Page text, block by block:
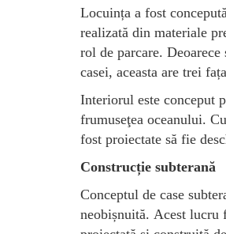
Locuința a fost
realizată din materiale
rol de parcare.
casei, aceasta are trei
Interiorul este conceput
frumuseţea oceanului.
fost proiectate să fie
Construcție subterană
Conceptul de case
neobișnuită. Acest lucru